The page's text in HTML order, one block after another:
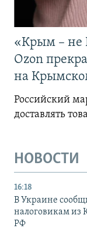
«Крым – не
Ozon
на
Российский
доставлять
НОВОСТИ
16:18
В Украине
налоговикам из
РФ